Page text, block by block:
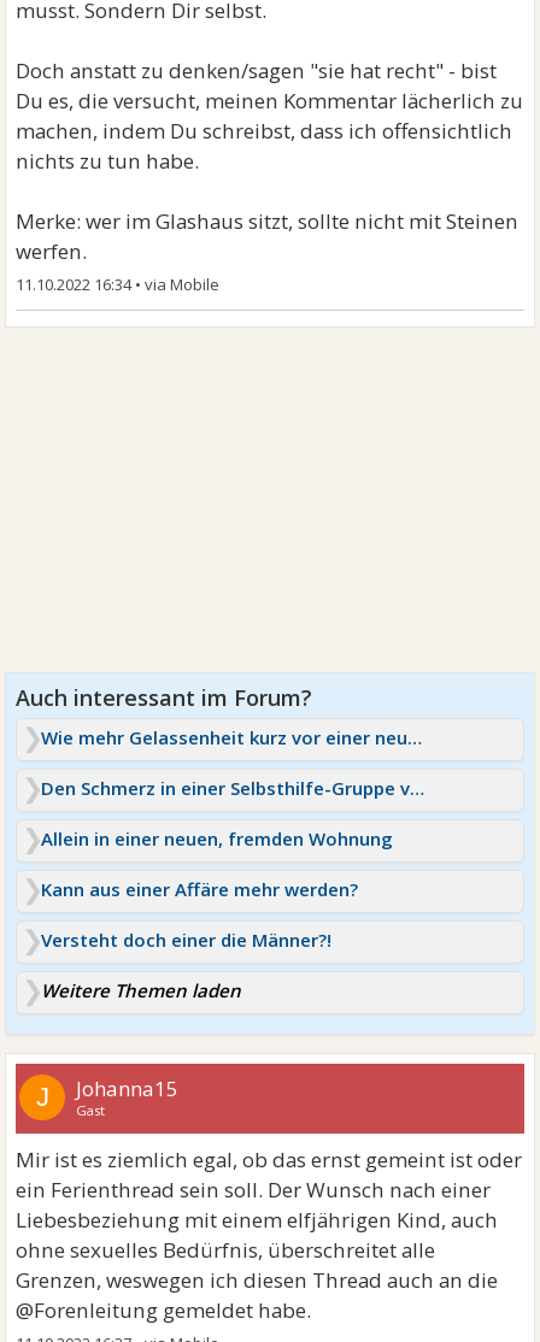
musst. Sondern Dir selbst.
Doch anstatt zu denken/sagen "sie hat recht" - bist
Du es, die versucht, meinen Kommentar lächerlich zu
machen, indem Du schreibst, dass ich offensichtlich
nichts zu tun habe.
Merke: wer im Glashaus sitzt, sollte nicht mit Steinen
werfen.
11.10.2022 16:34•
Wie mehr Gelassenheit kurz vor einer neuen Beziehung?
Den Schmerz in einer Selbsthilfe-Gruppe verarbeiten?
Allein in einer neuen, fremden Wohnung
Kann aus einer Affäre mehr werden?
Versteht doch einer die Männer?!
Weitere Themen laden
J Johanna15
Gast
Mir ist es ziemlich egal, ob das ernst gemeint ist oder
ein Ferienthread sein soll. Der Wunsch nach einer
Liebesbeziehung mit einem elfjährigen Kind, auch
ohne sexuelles Bedürfnis, überschreitet alle
Grenzen, weswegen ich diesen Thread auch an die
@Forenleitung gemeldet habe.